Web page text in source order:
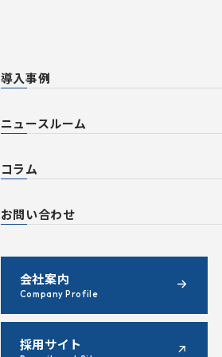
導入事例
ニュースルーム
コラム
お問い合わせ
会社案内
Company Profile
採用サイト